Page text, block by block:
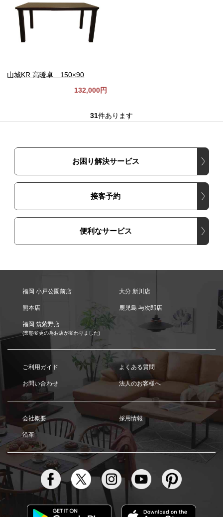
山城KR 高暖卓 150×90
132,000円
31件あります
お困り解決サービス
接客予約
便利なサービス
福岡 小戸公園前店 大分 新川店
熊本店 鹿児島 与次郎店
福岡 筑紫野店
(業態変更の為お店が変わりました)
ご利用ガイド よくある質問
お問い合わせ 法人のお客様へ
会社概要 採用情報
沿革